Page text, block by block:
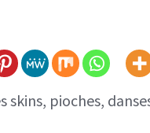
skins, pioches,